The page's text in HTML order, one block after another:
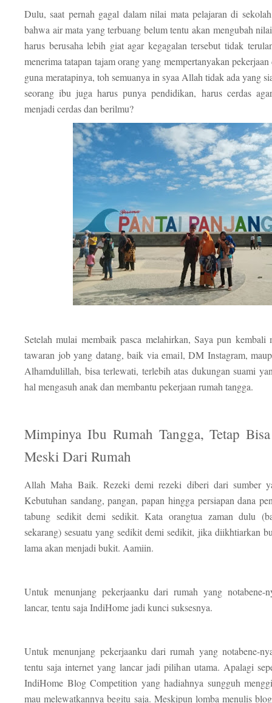
Dulu, saat pernah gagal dalam nilai mata pelajaran di
bahwa air mata yang terbuang belum tentu akan mengubah
harus berusaha lebih giat agar kegagalan tersebut tidak
menerima tatapan tajam orang yang mempertanyakan
guna meratapinya, toh semuanya in syaa Allah tidak ada yang
seorang ibu juga harus punya pendidikan, harus cerdas
menjadi cerdas dan berilmu?
Setelah mulai membaik pasca melahirkan, Saya pun kembali
tawaran job yang datang, baik via email, DM Instagram,
Alhamdulillah, bisa terlewati, terlebih atas dukungan suami
hal mengasuh anak dan membantu pekerjaan rumah tangga.
Mimpinya Ibu Rumah Tangga, Tetap
Meski Dari Rumah
Allah Maha Baik. Rezeki demi rezeki diberi dari sumber
Kebutuhan sandang, pangan, papan hingga persiapan dana
tabung sedikit demi sedikit. Kata orangtua zaman dulu
sekarang) sesuatu yang sedikit demi sedikit, jika diikhtiarkan
lama akan menjadi bukit. Aamiin.
Untuk menunjang pekerjaanku dari rumah yang notabene-
lancar, tentu saja IndiHome jadi kunci suksesnya.
Untuk menunjang pekerjaanku dari rumah yang notabene-
tentu saja internet yang lancar jadi pilihan utama. Apalagi
IndiHome Blog Competition yang hadiahnya sungguh
mau melewatkannya begitu saja. Meskipun lomba menulis